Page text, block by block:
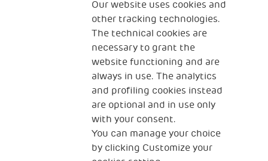
„Ich liebe es zu kochen . Es ist meine
Leidenschaft!“.
Our website uses cookies and
other tracking technologies.
The technical cookies are
necessary to grant the
website functioning and are
always in use. The analytics
and profiling cookies instead
are optional and in use only
with your consent.
You can manage your choice
by clicking Customize your